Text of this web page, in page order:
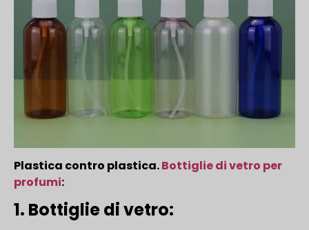
Plastica contro plastica.Bottiglie di vetro per
profumi:
1. Bottiglie di vetro: